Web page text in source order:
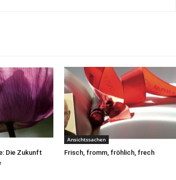
Die Zukunft
Ansichtssachen
Frisch, fromm, fröhlich, frech